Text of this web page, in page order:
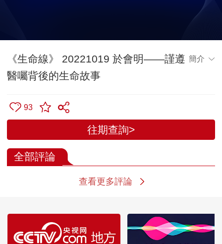
《生命線》 20221019 於會明——謹遵
醫囑背後的生命故事
簡介
93
往期查詢>
全部評論
查看更多評論